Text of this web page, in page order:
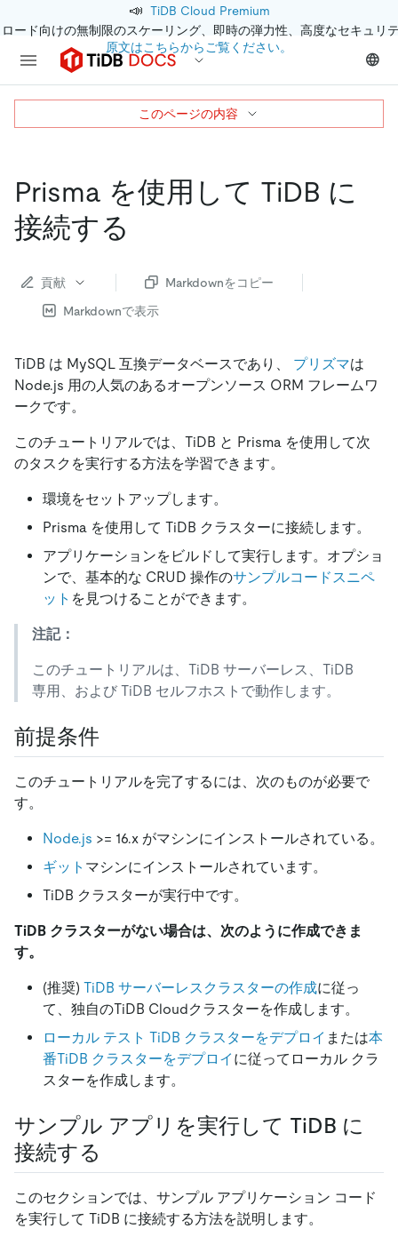
📣 TiDB Cloud Premium
ード向けの無制限のスケーリング、即時の弾力性、高度なセキュリ
原文はこちらからご覧ください。
Prisma を使用して TiDB に
接続する
貢献
Markdownをコピー
Markdownで表示
TiDB は MySQL 互換データベースであり、 プリズマは
Node.js 用の人気のあるオープンソース ORM フレームワ
ークです。
このチュートリアルでは、TiDB と Prisma を使用して次
のタスクを実行する方法を学習できます。
環境をセットアップします。
Prisma を使用して TiDB クラスターに接続します。
アプリケーションをビルドして実行します。オプショ
ンで、基本的な CRUD 操作のサンプルコードスニペ
ット を見つけることができます。
注記：
このチュートリアルは、TiDB サーバーレス、TiDB
専用、および TiDB セルフホストで動作します。
前提条件
このチュートリアルを完了するには、次のものが必要で
す。
Node.js >= 16.x がマシンにインストールされている。
ギット マシンにインストールされています。
TiDB クラスターが実行中です。
TiDB クラスターがない場合は、次のように作成できま
す。
(推奨) TiDB サーバーレスクラスターの作成に従っ
て、独自のTiDB Cloudクラスターを作成します。
ローカル テスト TiDB クラスターをデプロイ または本
番TiDB クラスターをデプロイ に従ってローカル クラ
スターを作成します。
サンプル アプリを実行して TiDB に
接続する
このセクションでは、サンプル アプリケーション コード
を実行して TiDB に接続する方法を説明します。
このページの内容